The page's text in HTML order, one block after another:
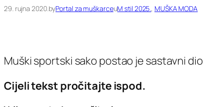
29. rujna 2020.byPortal za muškarceuM stil 2025., MUŠKA MODA
Muški sportski sako postao je sastavni
Cijeli tekst pročitajte ispod.